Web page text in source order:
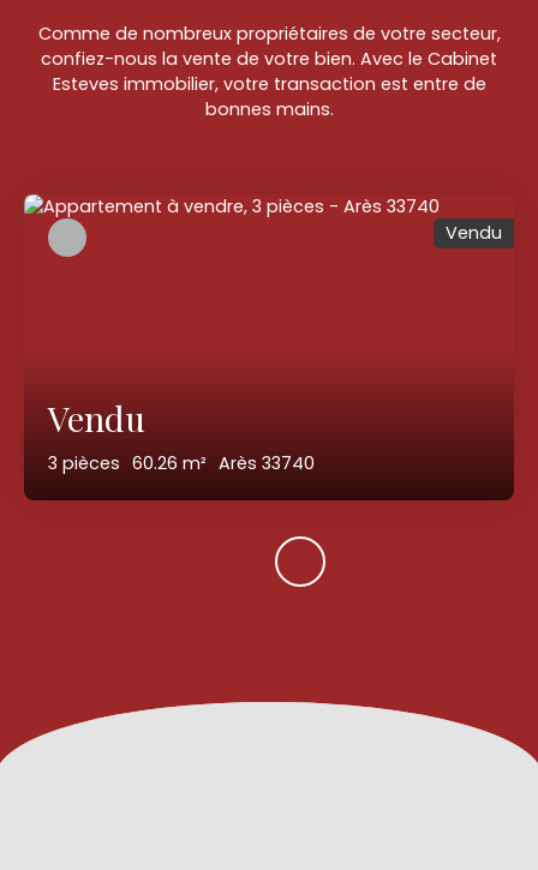
Comme de nombreux propriétaires de votre secteur,
confiez-nous la vente de votre bien. Avec le Cabinet
Esteves immobilier, votre transaction est entre de
bonnes mains.
Vendu
3 pièces 60.26 m² Arès 33740
Vendu